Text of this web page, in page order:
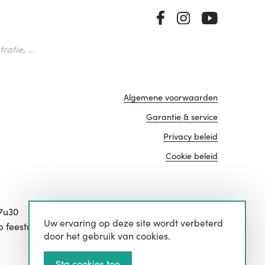
...
feestdagen.
Algemene voorwaarden
Garantie & service
Privacy beleid
Cookie beleid
website door
Uw ervaring op deze site wordt verbeterd
door het gebruik van cookies.